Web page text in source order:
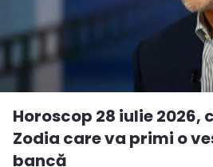
Horoscop 28 iulie 2026,
Zodia care va primi o
bancă